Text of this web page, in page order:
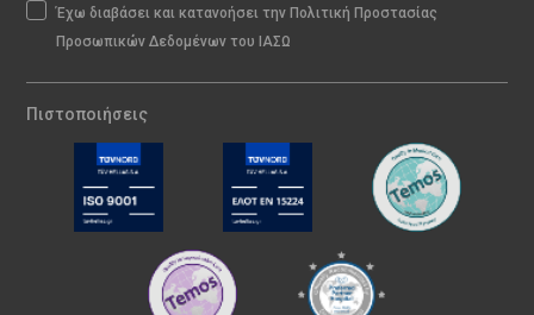
Έχω διαβάσει και κατανοήσει την Πολιτική Προστασίας
Προσωπικών Δεδομένων του ΙΑΣΩ
Πιστοποιήσεις